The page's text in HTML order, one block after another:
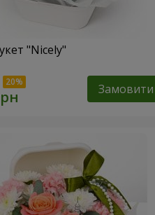
"Nicely"
Замовити